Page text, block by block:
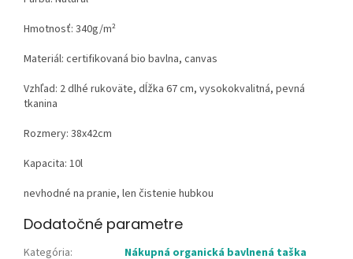
Hmotnosť: 340g/m²
Materiál: certifikovaná bio bavlna, canvas
Vzhľad: 2 dlhé rukoväte, dĺžka 67 cm, vysokokvalitná, pevná
tkanina
Rozmery: 38x42cm
Kapacita: 10l
nevhodné na pranie, len čistenie hubkou
Dodatočné parametre
Kategória:
Nákupná organická bavlnená taška